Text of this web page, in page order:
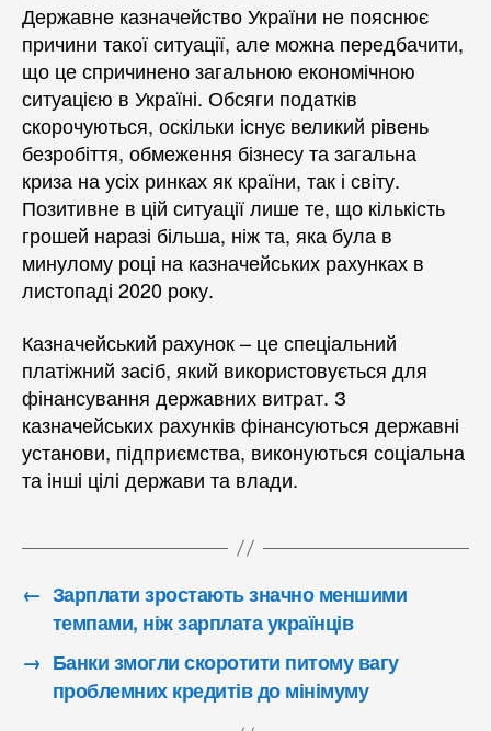
Державне казначейство України не пояснює
причини такої ситуації, але можна передбачити,
що це спричинено загальною економічною
ситуацією в Україні. Обсяги податків
скорочуються, оскільки існує великий рівень
безробіття, обмеження бізнесу та загальна
криза на усіх ринках як країни, так і світу.
Позитивне в цій ситуації лише те, що кількість
грошей наразі більша, ніж та, яка була в
минулому році на казначейських рахунках в
листопаді 2020 року.
Казначейський рахунок – це спеціальний
платіжний засіб, який використовується для
фінансування державних витрат. З
казначейських рахунків фінансуються державні
установи, підприємства, виконуються соціальна
та інші цілі держави та влади.
← Зарплати зростають значно меншими
темпами, ніж зарплата українців
→ Банки змогли скоротити питому вагу
проблемних кредитів до мінімуму